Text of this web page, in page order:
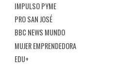
IMPULSO PYME
PRO SAN JOSÉ
BBC NEWS MUNDO
MUJER EMPRENDEDORA
EDU+